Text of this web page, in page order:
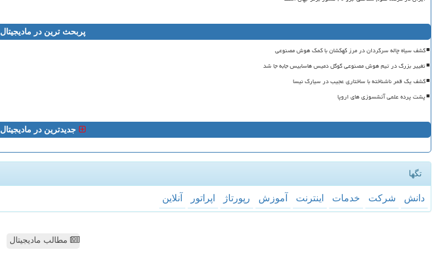
پربحث ترین در مادیجیتال
کشف سیاه چاله سرگردان در مرز کهکشان با کمک هوش مصنوعی
تغییر بزرگ در تیم هوش مصنوعی گوگل دمیس هاسابیس جابه جا شد
کشف یک قمر ناشناخته با ساختاری عجیب در سیارک نیسا
پشت پرده علمی آتشسوزی های اروپا
جدیدترین در مادیجیتال
تگها
دانش شركت خدمات اینترنت آموزش رپورتاژ اپراتور آنلاین
مطالب مادیجیتال